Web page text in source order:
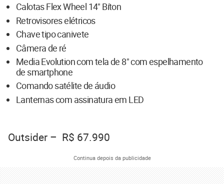
Calotas Flex Wheel 14" Bíton
Retrovisores elétricos
Chave tipo canivete
Câmera de ré
Media Evolution com tela de 8" com espelhamento
de smartphone
Comando satélite de áudio
Lanternas com assinatura em LED
Outsider – R$ 67.990
Continua depois da publicidade